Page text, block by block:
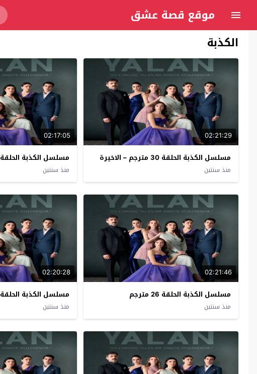
موقع قصة عشق
الكذبة
02:21:29
مسلسل الكذبة الحلقة 30 مترجم – الاخيرة
منذ سنتين
02:17:05
مسلسل الكذبة الحلقة 29 مترجم
منذ سنتين
02:21:46
مسلسل الكذبة الحلقة 26 مترجم
منذ سنتين
02:20:28
مسلسل الكذبة الحلقة 25 مترجم
منذ سنتين